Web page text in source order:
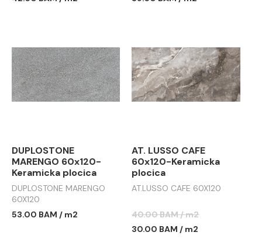
DUPLOSTONE
MARENGO 60x120-
Keramicka plocica
DUPLOSTONE MARENGO
60X120
53.00 BAM / m2
AT. LUSSO CAFE
60x120-Keramicka
plocica
AT.LUSSO CAFE 60X120
40.00 BAM / m2
30.00 BAM / m2